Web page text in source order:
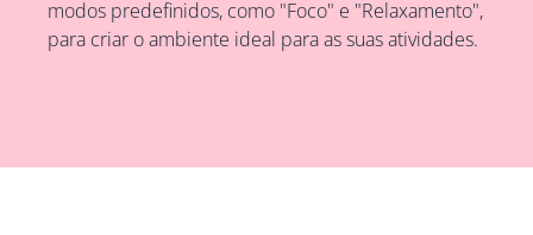
modos predefinidos, como "Foco" e "Relaxamento",
para criar o ambiente ideal para as suas atividades.